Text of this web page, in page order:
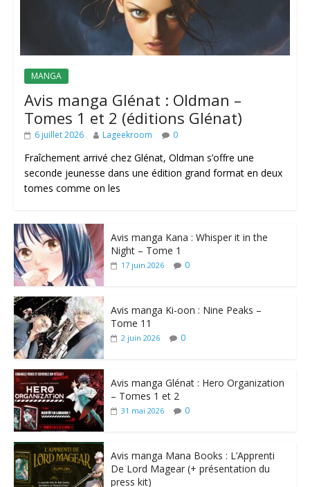
MANGA
Avis manga Glénat : Oldman –
Tomes 1 et 2 (éditions Glénat)
6 juillet 2026 Lageekroom 0
Fraîchement arrivé chez Glénat, Oldman s’offre une
seconde jeunesse dans une édition grand format en deux
tomes comme on les
Avis manga Kana : Whisper it in the
Night – Tome 1
17 juin 2026 0
Avis manga Ki-oon : Nine Peaks –
Tome 11
2 juin 2026 0
Avis manga Glénat : Hero Organization
– Tomes 1 et 2
31 mai 2026 0
Avis manga Mana Books : L’Apprenti
De Lord Magear (+ présentation du
press kit)